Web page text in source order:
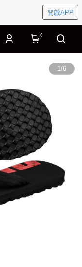
開啟APP
0
1/6